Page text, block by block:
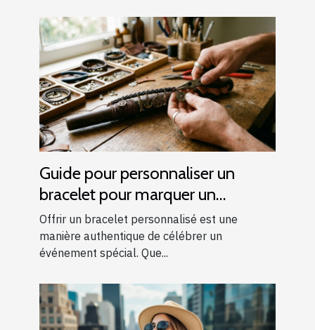
Guide pour personnaliser un
bracelet pour marquer un
événement spécial
Offrir un bracelet personnalisé est une
manière authentique de célébrer un
événement spécial. Que...